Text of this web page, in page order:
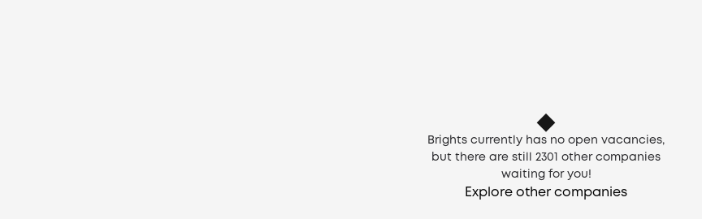
Brights currently has no open vacancies,
but there are still
2301
other companies
waiting for you!
Explore other companies